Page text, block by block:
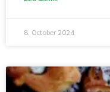
8. October 2024